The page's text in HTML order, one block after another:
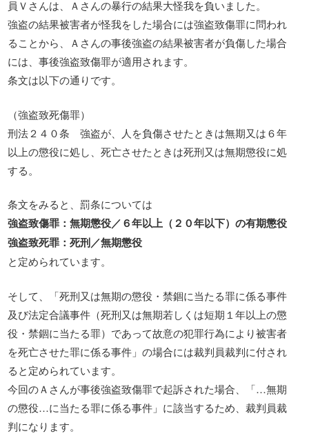
員Ｖさんは、Ａさんの暴行の結果大怪我を負いました。
強盗の結果被害者が怪我をした場合には強盗致傷罪に問われ
ることから、Ａさんの事後強盗の結果被害者が負傷した場合
には、事後強盗致傷罪が適用されます。
条文は以下の通りです。
（強盗致死傷罪）
刑法２４０条 強盗が、人を負傷させたときは無期又は６年
以上の懲役に処し、死亡させたときは死刑又は無期懲役に処
する。
条文をみると、罰条については
強盗致傷罪：無期懲役／６年以上（２０年以下）の有期懲役
強盗致死罪：死刑／無期懲役
と定められています。
そして、「死刑又は無期の懲役・禁錮に当たる罪に係る事件
及び法定合議事件（死刑又は無期若しくは短期１年以上の懲
役・禁錮に当たる罪）であって故意の犯罪行為により被害者
を死亡させた罪に係る事件」の場合には裁判員裁判に付され
ると定められています。
今回のＡさんが事後強盗致傷罪で起訴された場合、「…無期
の懲役…に当たる罪に係る事件」に該当するため、裁判員裁
判になります。